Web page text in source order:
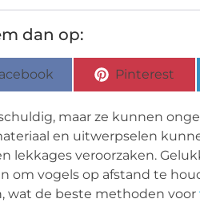
dan op:
Pinterest
maar ze kunnen
en uitwerpselen
lekkages veroorzaken.
om vogels op afstand te
wat de beste methoden voor